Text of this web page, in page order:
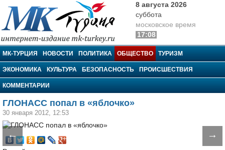
МК-Турция
8 августа 2026
суббота
московское время
17:08
МК-ТУРЦИЯ НОВОСТИ ПОЛИТИКА ОБЩЕСТВО ТУРИЗМ
ЭКОНОМИКА КУЛЬТУРА БЕЗОПАСНОСТЬ ПРОИСШЕСТВИЯ
КОММЕНТАРИИ
ГЛОНАСС попал в «яблочко»
30 января 2012, 12:53
← →